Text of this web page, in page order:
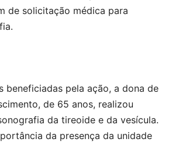
de solicitação médica para
beneficiadas pela ação, a dona de
de 65 anos, realizou
da tireoide e da vesícula.
da presença da unidade